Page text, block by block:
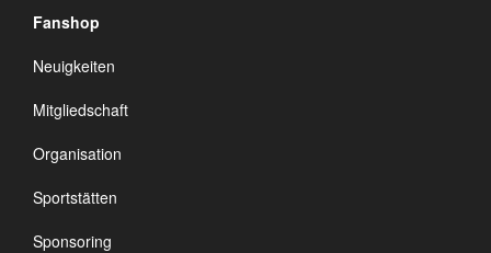
Fanshop
Neuigkeiten
Mitgliedschaft
Organisation
Sportstätten
Sponsoring
TSV Vineta
Audorf